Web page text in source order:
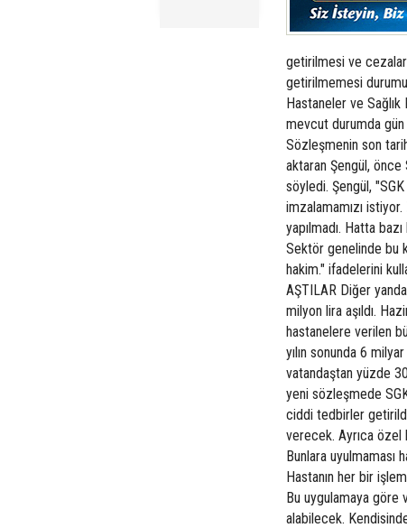
getirilmesi ve
getirilmemesi
Hastaneler ve
mevcut durumda gün
Sözleşmenin son
aktaran Şengül, önce
söyledi. Şengül,
imzalamamızı
yapılmadı. Hatta
Sektör genelinde bu
hakim." ifadelerini
AŞTILAR Diğer
milyon lira aşıldı.
hastanelere verilen
yılın sonunda 6
vatandaştan yüzde
yeni sözleşmede
ciddi tedbirler
verecek. Ayrıca özel
Bunlara uyulmaması
Hastanın her bir
Bu uygulamaya göre
alabilecek.